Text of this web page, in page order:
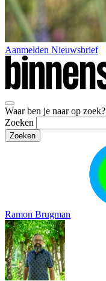
Aanmelden Nieuwsbrief
Waar ben je naar op zoek?
Zoeken
Ramon Brugman